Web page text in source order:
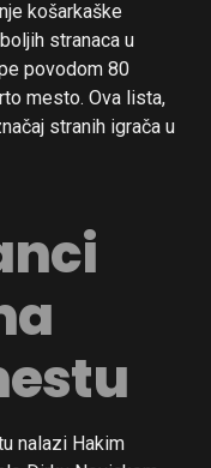
košarkaške
stranaca u
povodom 80
mesto. Ova lista,
stranih igrača u
nalazi Hakim